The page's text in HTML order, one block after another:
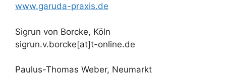
www.garuda-praxis.de
Sigrun von Borcke, Köln
sigrun.v.borcke[at]t-online.de
Paulus-Thomas Weber, Neumarkt